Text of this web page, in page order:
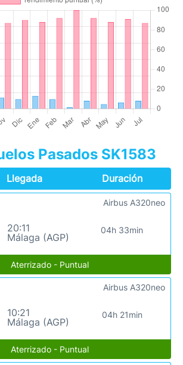
Pasados SK1583
Llegada
Duración
20:11
Málaga (AGP)
04h 33min
Airbus A320neo
Aterrizado - Puntual
10:21
Málaga (AGP)
04h 21min
Airbus A320neo
Aterrizado - Puntual